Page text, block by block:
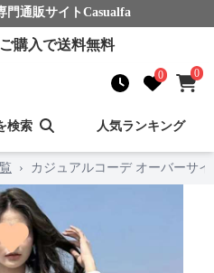
門通販サイト Casualfa
購入で送料無料
0 0
検索 人気ランキング
› カジュアルコーデ オーバーサ